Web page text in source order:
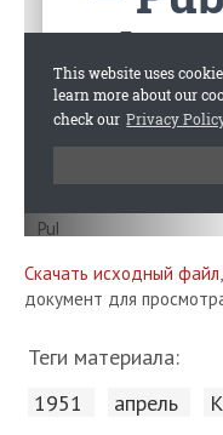
Скачать исходный файл
документ для
Теги материала:
1951 апрель